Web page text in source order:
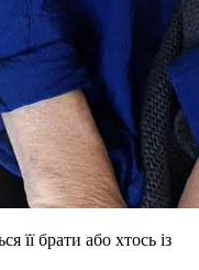
її брати або хтось із